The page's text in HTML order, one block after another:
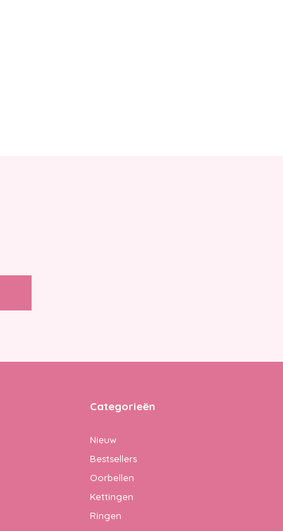
Categorieën
Nieuw
Bestsellers
Oorbellen
Kettingen
Ringen